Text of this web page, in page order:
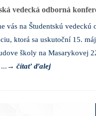
vedecká odborná
vás na Študentskú vedeckú
ktorá sa uskutoční 15.
školy na Masarykovej
→čítať ďalej